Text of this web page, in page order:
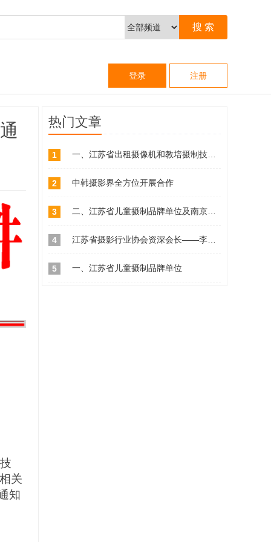
登录 注册
相关
知
热门文章
1 一、江苏省出租摄像机和教培摄制技能品牌单位
2 中韩摄影界全方位开展合作
3 二、江苏省儿童摄制品牌单位及南京市相关儿童摄制单位查询
4 江苏省摄影行业协会资深会长——李久山同志简介
5 一、江苏省儿童摄制品牌单位